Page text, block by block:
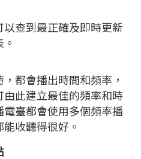
查到最正確及即時更新
都會播出時間和頻率，
此建立最佳的頻率和時
臺都會使用多個頻率播
收聽得很好。